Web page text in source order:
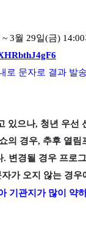
3월 29일(금) 14:00
로 문자로 결과 발
있으나, 청년 우선
의 경우, 추후 열
변경될 경우 프로
가 오지 않는 경
기관지가 많이 약